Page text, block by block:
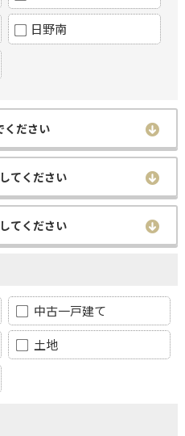
日野南
ください
てください
てください
中古一戸建て
土地